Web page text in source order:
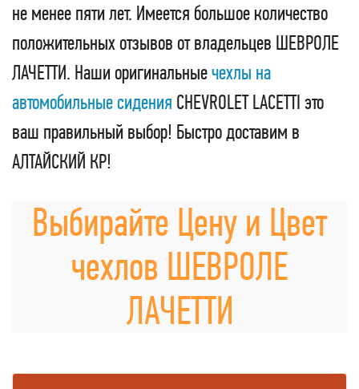
не менее пяти лет. Имеется большое количество
положительных отзывов от владельцев ШЕВРОЛЕ
ЛАЧЕТТИ. Наши оригинальныечехлы на
автомобильные сидения CHEVROLET LACETTI это
ваш правильный выбор! Быстро доставим в
АЛТАЙСКИЙ КР!
Выбирайте Цену и Цвет
чехлов ШЕВРОЛЕ
ЛАЧЕТТИ